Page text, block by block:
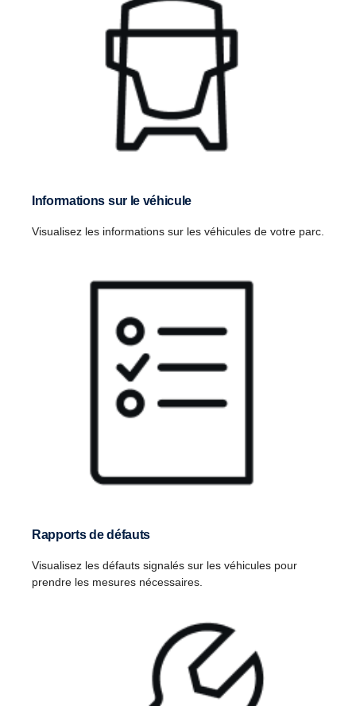
Informations sur le véhicule
Visualisez les informations sur les véhicules de votre parc.
Rapports de défauts
Visualisez les défauts signalés sur les véhicules pour
prendre les mesures nécessaires.